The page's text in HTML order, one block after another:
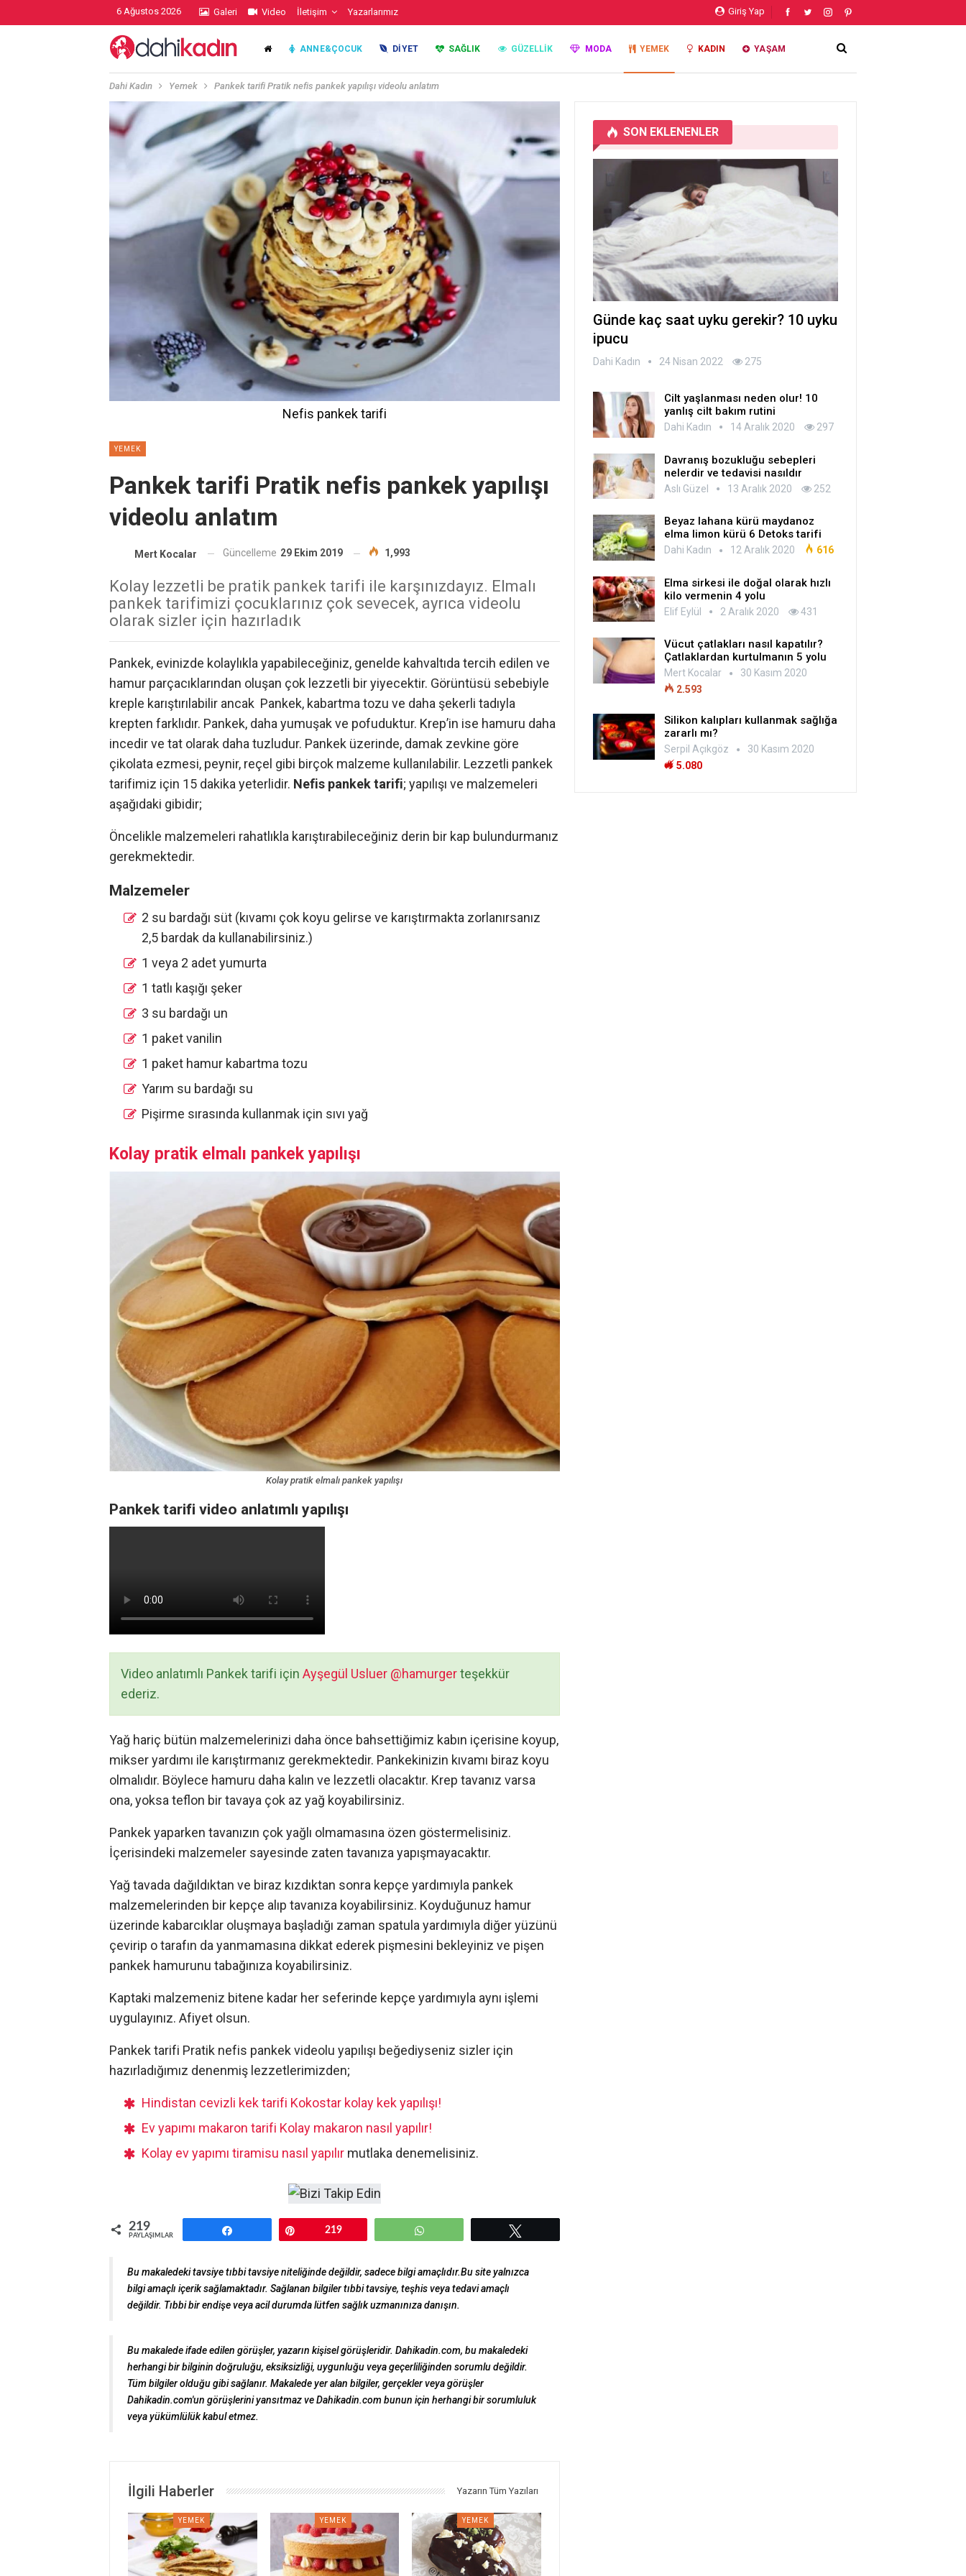
Giriş Yap
6 Ağustos 2026 Galeri Video İletişim Yazarlarımız
ANNE&ÇOCUK DIYET SAĞLIK GÜZELLIK MODA YEMEK KADIN YAŞAM
Dahi Kadın Yemek Pankek tarifi Pratik nefis pankek yapılışı videolu anlatım
Nefis pankek tarifi
YEMEK
Pankek tarifi Pratik nefis pankek yapılışı
videolu anlatım
Mert Kocalar Güncelleme 29 Ekim 2019 1,993
Kolay lezzetli be pratik pankek tarifi ile karşınızdayız. Elmalı
pankek tarifimizi çocuklarınız çok sevecek, ayrıca videolu
olarak sizler için hazırladık
Pankek, evinizde kolaylıkla yapabileceğiniz, genelde kahvaltıda tercih edilen ve
hamur parçacıklarından oluşan çok lezzetli bir yiyecektir. Görüntüsü sebebiyle
kreple karıştırılabilir ancak Pankek, kabartma tozu ve daha şekerli tadıyla
krepten farklıdır. Pankek, daha yumuşak ve pofuduktur. Krep’in ise hamuru daha
incedir ve tat olarak daha tuzludur. Pankek üzerinde, damak zevkine göre
çikolata ezmesi, peynir, reçel gibi birçok malzeme kullanılabilir. Lezzetli pankek
tarifimiz için 15 dakika yeterlidir. Nefis pankek tarifi; yapılışı ve malzemeleri
aşağıdaki gibidir;
Öncelikle malzemeleri rahatlıkla karıştırabileceğiniz derin bir kap bulundurmanız
gerekmektedir.
Malzemeler
2 su bardağı süt (kıvamı çok koyu gelirse ve karıştırmakta zorlanırsanız
2,5 bardak da kullanabilirsiniz.)
1 veya 2 adet yumurta
1 tatlı kaşığı şeker
3 su bardağı un
1 paket vanilin
1 paket hamur kabartma tozu
Yarım su bardağı su
Pişirme sırasında kullanmak için sıvı yağ
Kolay pratik elmalı pankek yapılışı
Kolay pratik elmalı pankek yapılışı
Pankek tarifi video anlatımlı yapılışı
Video anlatımlı Pankek tarifi için Ayşegül Usluer @hamurgerteşekkür
ederiz.
Yağ hariç bütün malzemelerinizi daha önce bahsettiğimiz kabın içerisine koyup,
mikser yardımı ile karıştırmanız gerekmektedir. Pankekinizin kıvamı biraz koyu
olmalıdır. Böylece hamuru daha kalın ve lezzetli olacaktır. Krep tavanız varsa
ona, yoksa teflon bir tavaya çok az yağ koyabilirsiniz.
Pankek yaparken tavanızın çok yağlı olmamasına özen göstermelisiniz.
İçerisindeki malzemeler sayesinde zaten tavanıza yapışmayacaktır.
Yağ tavada dağıldıktan ve biraz kızdıktan sonra kepçe yardımıyla pankek
malzemelerinden bir kepçe alıp tavanıza koyabilirsiniz. Koyduğunuz hamur
üzerinde kabarcıklar oluşmaya başladığı zaman spatula yardımıyla diğer yüzünü
çevirip o tarafın da yanmamasına dikkat ederek pişmesini bekleyiniz ve pişen
pankek hamurunu tabağınıza koyabilirsiniz.
Kaptaki malzemeniz bitene kadar her seferinde kepçe yardımıyla aynı işlemi
uygulayınız. Afiyet olsun.
Pankek tarifi Pratik nefis pankek videolu yapılışı beğediyseniz sizler için
hazırladığımız denenmiş lezzetlerimizden;
Hindistan cevizli kek tarifi Kokostar kolay kek yapılışı!
Ev yapımı makaron tarifi Kolay makaron nasıl yapılır!
Kolay ev yapımı tiramisu nasıl yapılır mutlaka denemelisiniz.
219
PAYLAŞIMLAR
219
Bu makaledeki tavsiye tıbbi tavsiye niteliğinde değildir, sadece bilgi amaçlıdır.Bu site yalnızca
bilgi amaçlı içerik sağlamaktadır. Sağlanan bilgiler tıbbi tavsiye, teşhis veya tedavi amaçlı
değildir. Tıbbi bir endişe veya acil durumda lütfen sağlık uzmanınıza danışın.
Bu makalede ifade edilen görüşler, yazarın kişisel görüşleridir. Dahikadin.com, bu makaledeki
herhangi bir bilginin doğruluğu, eksiksizliği, uygunluğu veya geçerliliğinden sorumlu değildir.
Tüm bilgiler olduğu gibi sağlanır. Makalede yer alan bilgiler, gerçekler veya görüşler
Dahikadin.com'un görüşlerini yansıtmaz ve Dahikadin.com bunun için herhangi bir sorumluluk
veya yükümlülük kabul etmez.
İlgili Haberler Yazarın Tüm Yazıları
YEMEK YEMEK YEMEK
SON EKLENENLER
Günde kaç saat uyku gerekir? 10 uyku
ipucu
Dahi Kadın 24 Nisan 2022 275
Cilt yaşlanması neden olur! 10
yanlış cilt bakım rutini
Dahi Kadın 14 Aralık 2020 297
Davranış bozukluğu sebepleri
nelerdir ve tedavisi nasıldır
Aslı Güzel 13 Aralık 2020 252
Beyaz lahana kürü maydanoz
elma limon kürü 6 Detoks tarifi
Dahi Kadın 12 Aralık 2020 616
Elma sirkesi ile doğal olarak hızlı
kilo vermenin 4 yolu
Elif Eylül 2 Aralık 2020 431
Vücut çatlakları nasıl kapatılır?
Çatlaklardan kurtulmanın 5 yolu
Mert Kocalar
30 Kasım 2020
2.593
Silikon kalıpları kullanmak sağlığa
zararlı mı?
Serpil Açıkgöz
30 Kasım 2020
5.080